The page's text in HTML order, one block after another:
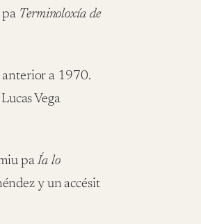
pa Terminoloxía de
anterior a 1970.
Vega
paÍa lo
y un accésit